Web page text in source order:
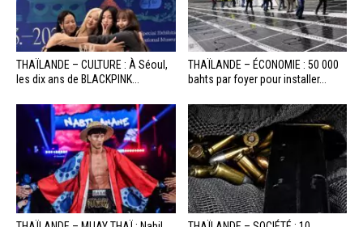
THAÏLANDE – CULTURE : À Séoul,
les dix ans de BLACKPINK...
THAÏLANDE – ÉCONOMIE : 50 000
bahts par foyer pour installer...